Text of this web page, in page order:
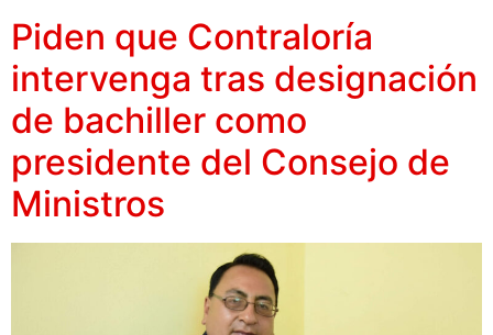
Piden que Contraloría
intervenga tras designación
de bachiller como
presidente del Consejo de
Ministros